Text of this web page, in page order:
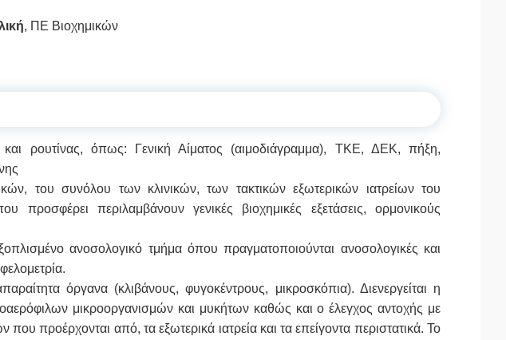
, ΠΕ Βιοχημικών
και ρουτίνας, όπως: Γενική Αίματος (αιμοδιάγραμμα), ΤΚΕ, ΔΕΚ, πήξη,
του συνόλου των κλινικών, των τακτικών εξωτερικών ιατρείων του
προσφέρει περιλαμβάνουν γενικές βιοχημικές εξετάσεις, ορμονικούς
ανοσολογικό τμήμα όπου πραγματοποιούνται ανοσολογικές και
όργανα (κλιβάνους, φυγοκέντρους, μικροσκόπια). Διενεργείται η
μικροοργανισμών και μυκήτων καθώς και ο έλεγχος αντοχής με
προέρχονται από, τα εξωτερικά ιατρεία και τα επείγοντα περιστατικά. Το